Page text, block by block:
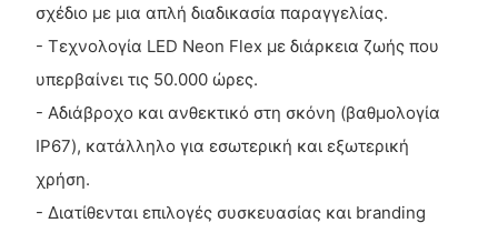
σχέδιο με μια απλή διαδικασία παραγγελίας.
- Τεχνολογία LED Neon Flex με διάρκεια ζωής που
υπερβαίνει τις 50.000 ώρες.
- Αδιάβροχο και ανθεκτικό στη σκόνη (βαθμολογία
IP67), κατάλληλο για εσωτερική και εξωτερική
χρήση.
- Διατίθενται επιλογές συσκευασίας και branding